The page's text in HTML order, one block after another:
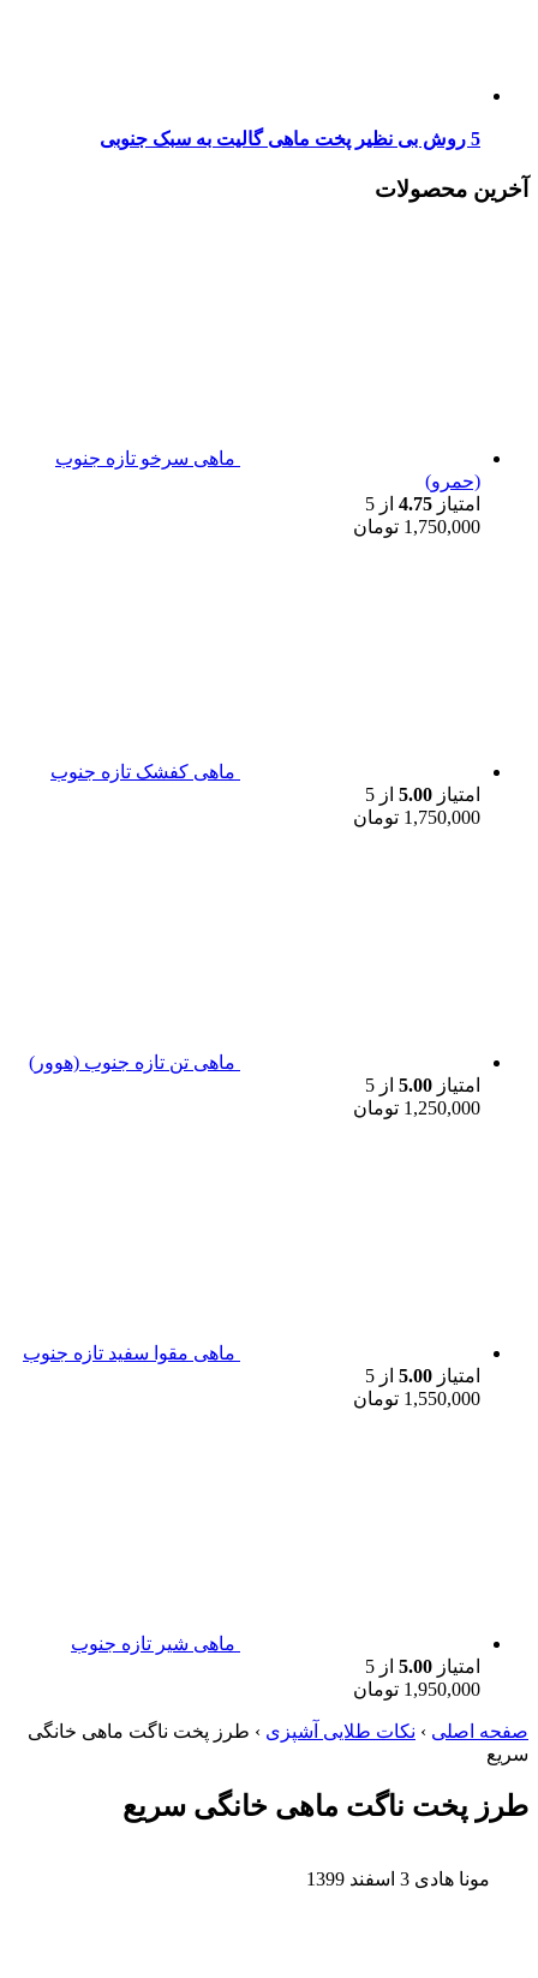
5 روش بی نظیر پخت ماهی گالیت به سبک جنوبی
آخرین محصولات
ماهی سرخو تازه جنوب
(حمرو)
امتیاز 4.75 از 5
1,750,000 تومان
ماهی کفشک تازه جنوب
امتیاز 5.00 از 5
1,750,000 تومان
ماهی تن تازه جنوب (هوور)
امتیاز 5.00 از 5
1,250,000 تومان
ماهی مقوا سفید تازه جنوب
امتیاز 5.00 از 5
1,550,000 تومان
ماهی شیر تازه جنوب
امتیاز 5.00 از 5
1,950,000 تومان
صفحه اصلی › نکات طلایی آشپزی › طرز پخت ناگت ماهی خانگی
سریع
طرز پخت ناگت ماهی خانگی سریع
مونا هادی 3 اسفند 1399